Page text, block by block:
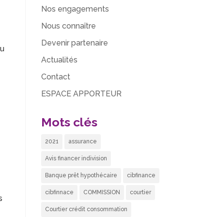
Nos engagements
Nous connaître
Devenir partenaire
Actualités
Contact
ESPACE APPORTEUR
Mots clés
2021 assurance
Avis financer indivision
Banque prêt hypothécaire cibfinance
cibfinnace COMMISSION courtier
Courtier crédit consommation